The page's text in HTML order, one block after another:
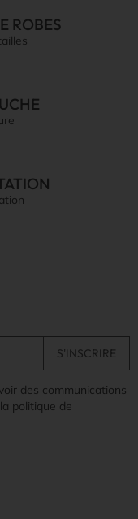
ROBES
des communications
politique de